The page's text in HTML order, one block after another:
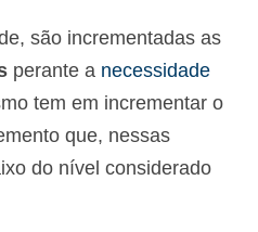
são incrementadas as
perante a necessidade
tem em incrementar o
que, nessas
do nível considerado